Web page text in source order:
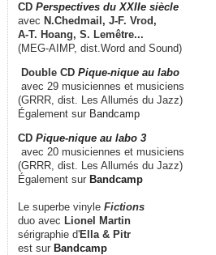
CD Perspectives du XXIIe siècle
avec N.Chedmail, J-F. Vrod,
A-T. Hoang, S. Lemêtre...
(MEG-AIMP, dist.Word and Sound)
Double CD Pique-nique au labo
avec 29 musiciennes et musiciens
(GRRR, dist. Les Allumés du Jazz)
Également sur Bandcamp
CD Pique-nique au labo 3
avec 20 musiciennes et musiciens
(GRRR, dist. Les Allumés du Jazz)
Également sur Bandcamp
Le superbe vinyle Fictions
duo avec Lionel Martin
sérigraphie d'Ella & Pitr
est sur Bandcamp